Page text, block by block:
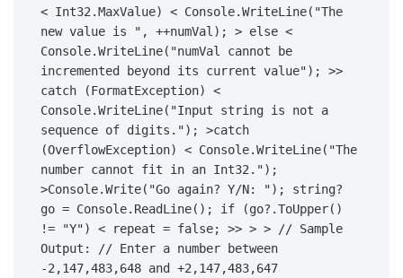
< Int32.MaxValue) < Console.WriteLine("The
new value is ", ++numVal); > else <
Console.WriteLine("numVal cannot be
incremented beyond its current value"); >>
catch (FormatException) <
Console.WriteLine("Input string is not a
sequence of digits."); >catch
(OverflowException) < Console.WriteLine("The
number cannot fit in an Int32.");
>Console.Write("Go again? Y/N: "); string?
go = Console.ReadLine(); if (go?.ToUpper()
!= "Y") < repeat = false; >> > > // Sample
Output: // Enter a number between
-2,147,483,648 and +2,147,483,647